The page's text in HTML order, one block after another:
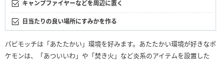
キャンプファイヤーなどを周辺に置く
日当たりの良い場所にすみかを作る
パピモッチは「あたたかい」環境を好みます。あたたかい環境が好きなポ
ケモンは、「あついいわ」や「焚き火」など炎系のアイテムを設置した